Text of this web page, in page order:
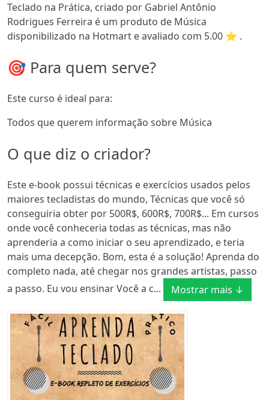
Teclado na Prática, criado por Gabriel Antônio
Rodrigues Ferreira é um produto de Música
disponibilizado na Hotmart e avaliado com 5.00 ⭐ .
🎯 Para quem serve?
Este curso é ideal para:
Todos que querem informação sobre Música
O que diz o criador?
Este e-book possui técnicas e exercícios usados pelos
maiores tecladistas do mundo, Técnicas que você só
conseguiria obter por 500R$, 600R$, 700R$... Em cursos
onde você conheceria todas as técnicas, mas não
aprenderia a como iniciar o seu aprendizado, e teria
mais uma decepção. Bom, esta é a solução! Aprenda do
completo nada, até chegar nos grandes artistas, passo
a passo. Eu vou ensinar Você a c...
Mostrar mais ↓